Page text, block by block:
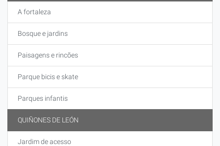
A fortaleza
Bosque e jardins
Paisagens e rincões
Parque bicis e skate
Parques infantis
QUIÑONES DE LEÓN
Jardim de acesso